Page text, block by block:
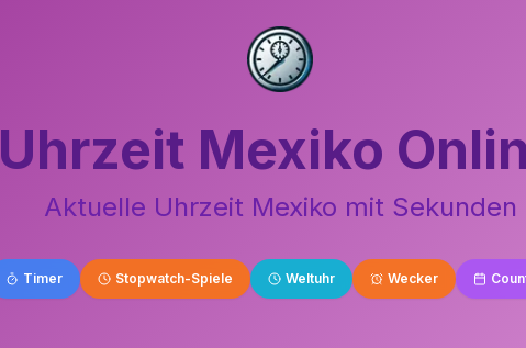
Uhrzeit Mexiko
Aktuelle Uhrzeit Mexiko mit Sekunden
Timer Stopwatch-Spiele Weltuhr Wecker